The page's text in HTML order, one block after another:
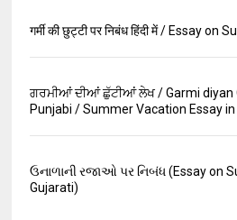
गर्मी की छुट्टी पर निबंध हिंदी में / Essay
ਗਰਮੀਆਂ ਦੀਆਂ ਛੁੱਟੀਆਂ ਲੇਖ / Garmi diyan
Punjabi / Summer Vacation Essay in
ઉનાળાની રજાઓ પર નિબંધ (Essay on
Gujarati)